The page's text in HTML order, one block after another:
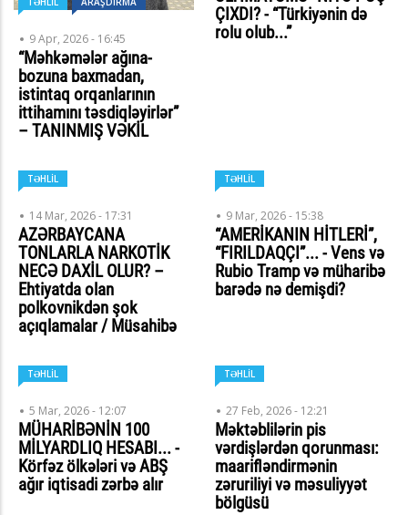
9 Apr, 2026 - 16:45
“Məhkəmələr ağına-
bozuna baxmadan,
istintaq orqanlarının
ittihamını təsdiqləyirlər”
– TANINMIŞ VƏKİL
ÇIXDI? - “Türkiyənin də
rolu olub...”
TƏHLİL
14 Mar, 2026 - 17:31
AZƏRBAYCANA
TONLARLA NARKOTİK
NECƏ DAXİL OLUR? –
Ehtiyatda olan
polkovnikdən şok
açıqlamalar / Müsahibə
TƏHLİL
9 Mar, 2026 - 15:38
“AMERİKANIN HİTLERİ”,
“FIRILDAQÇI”... - Vens və
Rubio Tramp və müharibə
barədə nə demişdi?
TƏHLİL
5 Mar, 2026 - 12:07
MÜHARİBƏNİN 100
MİLYARDLIQ HESABI... -
Körfəz ölkələri və ABŞ
ağır iqtisadi zərbə alır
TƏHLİL
27 Feb, 2026 - 12:21
Məktəblilərin pis
vərdişlərdən qorunması:
maarifləndirmənin
zəruriliyi və məsuliyyət
bölgüsü